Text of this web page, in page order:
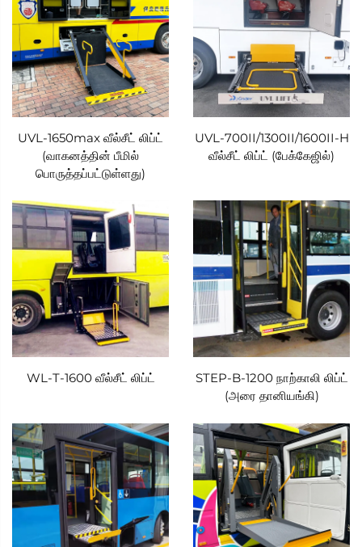
UVL-1650max வீல்சீட் லிப்ட்
(வாகனத்தின் பீமில்
பொருத்தப்பட்டுள்ளது)
UVL-700II/1300II/1600II-H
வீல்சீட் லிப்ட் (பேக்கேஜில்)
WL-T-1600 வீல்சீட் லிப்ட்
STEP-B-1200 நாற்காலி லிப்ட்
(அரை தானியங்கி)